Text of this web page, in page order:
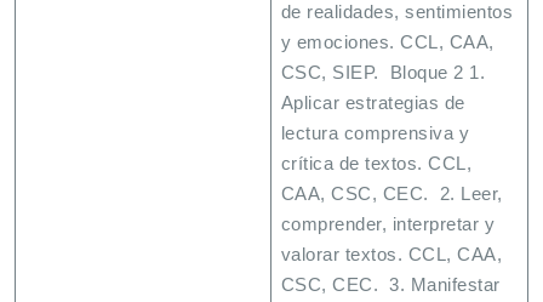
de realidades, sentimientos
y emociones. CCL, CAA,
CSC, SIEP. Bloque 2 1.
Aplicar estrategias de
lectura comprensiva y
crítica de textos. CCL,
CAA, CSC, CEC. 2. Leer,
comprender, interpretar y
valorar textos. CCL, CAA,
CSC, CEC. 3. Manifestar